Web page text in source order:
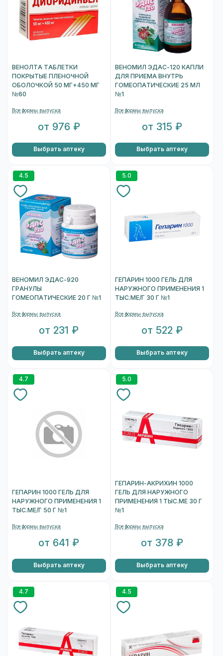
ВЕНОЛТА ТАБЛЕТКИ
ПОКРЫТЫЕ ПЛЕНОЧНОЙ
ОБОЛОЧКОЙ 50 МГ+450 МГ
№60
Все формы выпуска
от 976 ₽
Выбрать аптеку
ВЕНОМИЛ ЭДАС-120 КАПЛИ
ДЛЯ ПРИЕМА ВНУТРЬ
ГОМЕОПАТИЧЕСКИЕ 25 МЛ
№1
Все формы выпуска
от 315 ₽
Выбрать аптеку
4.5
ВЕНОМИЛ ЭДАС-920
ГРАНУЛЫ
ГОМЕОПАТИЧЕСКИЕ 20 Г №1
Все формы выпуска
от 231 ₽
Выбрать аптеку
5.0
ГЕПАРИН 1000 ГЕЛЬ ДЛЯ
НАРУЖНОГО ПРИМЕНЕНИЯ 1
ТЫС.МЕ/Г 30 Г №1
Все формы выпуска
от 522 ₽
Выбрать аптеку
4.7
ГЕПАРИН 1000 ГЕЛЬ ДЛЯ
НАРУЖНОГО ПРИМЕНЕНИЯ 1
ТЫС.МЕ/Г 50 Г №1
Все формы выпуска
от 641 ₽
Выбрать аптеку
5.0
ГЕПАРИН-АКРИХИН 1000
ГЕЛЬ ДЛЯ НАРУЖНОГО
ПРИМЕНЕНИЯ 1 ТЫС.МЕ 30 Г
№1
Все формы выпуска
от 378 ₽
Выбрать аптеку
4.7 4.5